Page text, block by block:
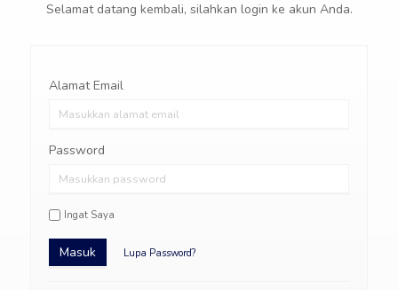
Selamat datang kembali, silahkan login ke akun Anda.
Alamat Email
Password
Ingat Saya
Masuk Lupa Password?